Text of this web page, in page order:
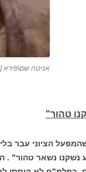
אניטה שם\פירא
טהור"
הציוני עבר
נשקנו נשאר טהור" .